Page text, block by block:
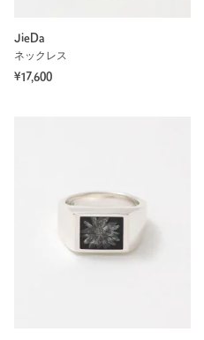
JieDa
ネックレス
¥17,600